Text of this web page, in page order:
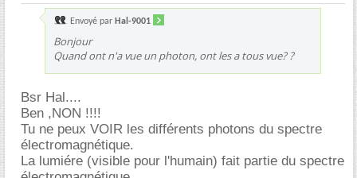
Envoyé par Hal-9001
Bonjour
Quand ont n'a vue un photon, ont les a tous vue? ?
Bsr Hal....
Ben ,NON !!!!
Tu ne peux VOIR les différents photons du spectre
électromagnétique.
La lumiére (visible pour l'humain) fait partie du spectre